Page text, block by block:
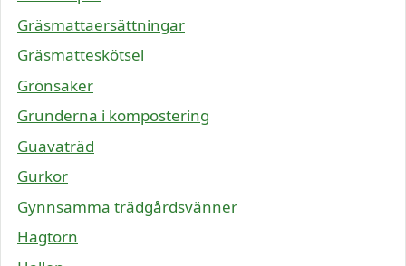
Gräsmattaersättningar
Gräsmatteskötsel
Grönsaker
Grunderna i kompostering
Guavaträd
Gurkor
Gynnsamma trädgårdsvänner
Hagtorn